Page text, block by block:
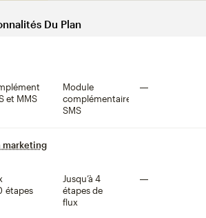
Du Plan
et MMS
Module
complémentaire
SMS
marketing
étapes
Jusqu’à 4
étapes de
flux